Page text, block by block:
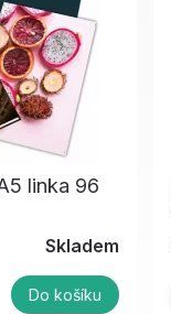
linka 96
Skladem
Do košíku